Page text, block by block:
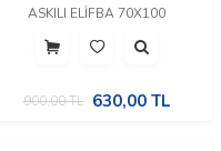
ASKILI ELİFBA 70X100
900,00TL 630,00 TL